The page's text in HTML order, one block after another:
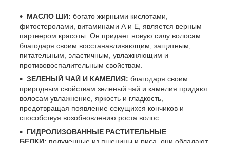
МАСЛО ШИ: богато жирными кислотами,
фитостеролами, витаминами А и Е, является верным
партнером красоты. Он придает новую силу волосам
благодаря своим восстанавливающим, защитным,
питательным, эластичным, увлажняющим и
противовоспалительным свойствам.
ЗЕЛЕНЫЙ ЧАЙ И КАМЕЛИЯ: благодаря своим
природным свойствам зеленый чай и камелия придают
волосам увлажнение, яркость и гладкость,
предотвращая появление секущихся кончиков и
способствуя возобновлению роста волос.
ГИДРОЛИЗОВАННЫЕ РАСТИТЕЛЬНЫЕ
БЕЛКИ: полученные из пшеницы и риса, они обладают